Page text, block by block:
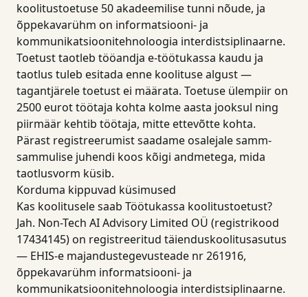
koolitustoetuse 50 akadeemilise tunni nõude, ja
õppekavarühm on informatsiooni- ja
kommunikatsioonitehnoloogia interdistsiplinaarne.
Toetust taotleb tööandja e-töötukassa kaudu ja
taotlus tuleb esitada enne koolituse algust —
tagantjärele toetust ei määrata. Toetuse ülempiir on
2500 eurot töötaja kohta kolme aasta jooksul ning
piirmäär kehtib töötaja, mitte ettevõtte kohta.
Pärast registreerumist saadame osalejale samm-
sammulise juhendi koos kõigi andmetega, mida
taotlusvorm küsib.
Korduma kippuvad küsimused
Kas koolitusele saab Töötukassa koolitustoetust?
Jah. Non-Tech AI Advisory Limited OÜ (registrikood
17434145) on registreeritud täienduskoolitusasutus
— EHIS-e majandustegevusteade nr 261916,
õppekavarühm informatsiooni- ja
kommunikatsioonitehnoloogia interdistsiplinaarne.